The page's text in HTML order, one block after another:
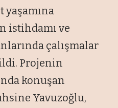
yaşamına
istihdamı ve
çalışmalar
Projenin
konuşan
Yavuzoğlu,